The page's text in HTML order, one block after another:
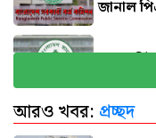
জানাল
চার
আরও খবর: প্রচ্ছদ